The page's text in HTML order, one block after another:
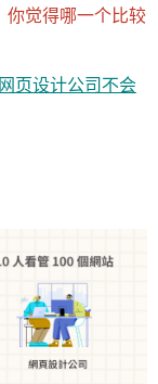
你觉得哪一个比较
页设计公司不会